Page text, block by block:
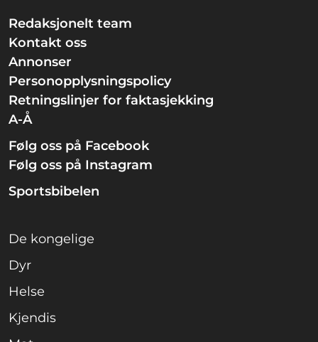
Redaksjonelt team
Kontakt oss
Annonser
Personopplysningspolicy
Retningslinjer for faktasjekking
A-Å
Følg oss på Facebook
Følg oss på Instagram
Sportsbibelen
De kongelige
Dyr
Helse
Kjendis